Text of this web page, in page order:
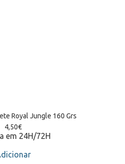
Royal Jungle 160 Grs
4,50€
em 24H/72H